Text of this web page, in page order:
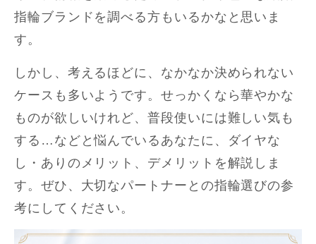
指輪ブランドを調べる方もいるかなと思いま
す。
しかし、考えるほどに、なかなか決められない
ケースも多いようです。せっかくなら華やかな
ものが欲しいけれど、普段使いには難しい気も
する…などと悩んでいるあなたに、ダイヤな
し・ありのメリット、デメリットを解説しま
す。ぜひ、大切なパートナーとの指輪選びの参
考にしてください。